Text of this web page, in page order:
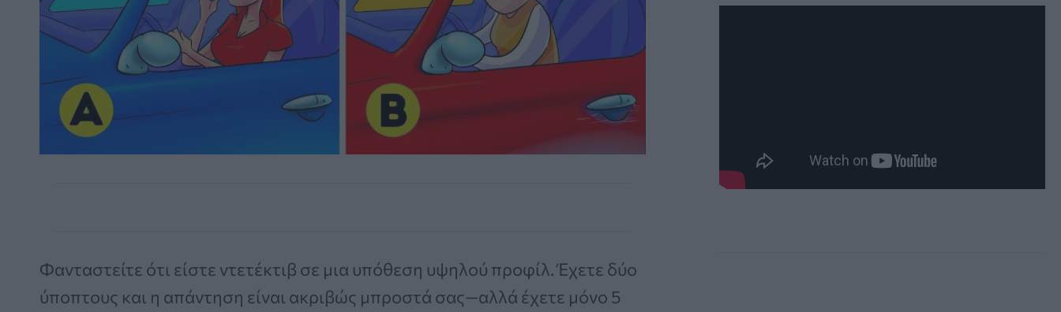
Φανταστείτε ότι είστε ντετέκτιβ σε μια υπόθεση υψηλού προφίλ. Έχετε δύο
ύποπτους και η απάντηση είναι ακριβώς μπροστά σας—αλλά έχετε μόνο 5